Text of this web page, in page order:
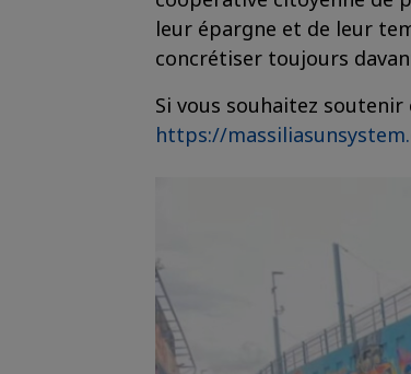
leur épargne et de leur
concrétiser toujours
Si vous souhaitez
https://